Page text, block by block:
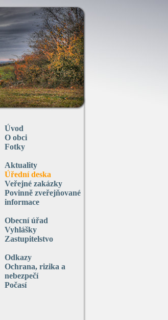
Úvod
O obci
Fotky
Aktuality
Úřední deska
Veřejné zakázky
Povinně zveřejňované
informace
Obecní úřad
Vyhlášky
Zastupitelstvo
Odkazy
Ochrana, rizika a
nebezpečí
Počasí